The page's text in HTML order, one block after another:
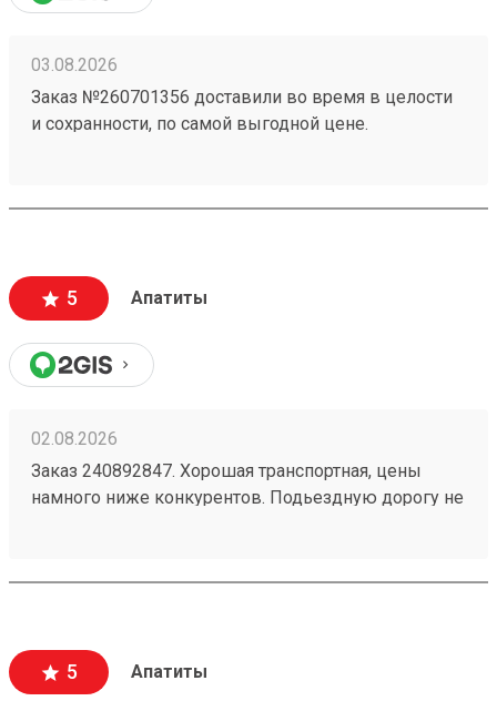
03.08.2026
Заказ №260701356 доставили во время в целости
и сохранности, по самой выгодной цене.
5 Апатиты
02.08.2026
Заказ 240892847. Хорошая транспортная, цены
намного ниже конкурентов. Подьездную дорогу не
подскажут как лучше упаковать. Заказы
5 Апатиты